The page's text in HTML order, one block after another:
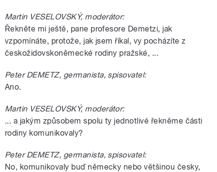
Martin VESELOVSKÝ, moderátor:
Řekněte mi ještě, pane profesore Demetzi, jak
vzpomínáte, protože, jak jsem říkal, vy pocházíte z
českožidovskoněmecké rodiny pražské, ...
Peter DEMETZ, germanista, spisovatel:
Ano.
Martin VESELOVSKÝ, moderátor:
... a jakým způsobem spolu ty jednotlivé řekněme části
rodiny komunikovaly?
Peter DEMETZ, germanista, spisovatel:
No, komunikovaly buď německy nebo většinou česky,